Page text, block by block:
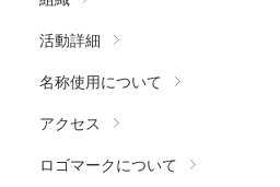
活動詳細
名称使用について
アクセス
ロゴマークについて